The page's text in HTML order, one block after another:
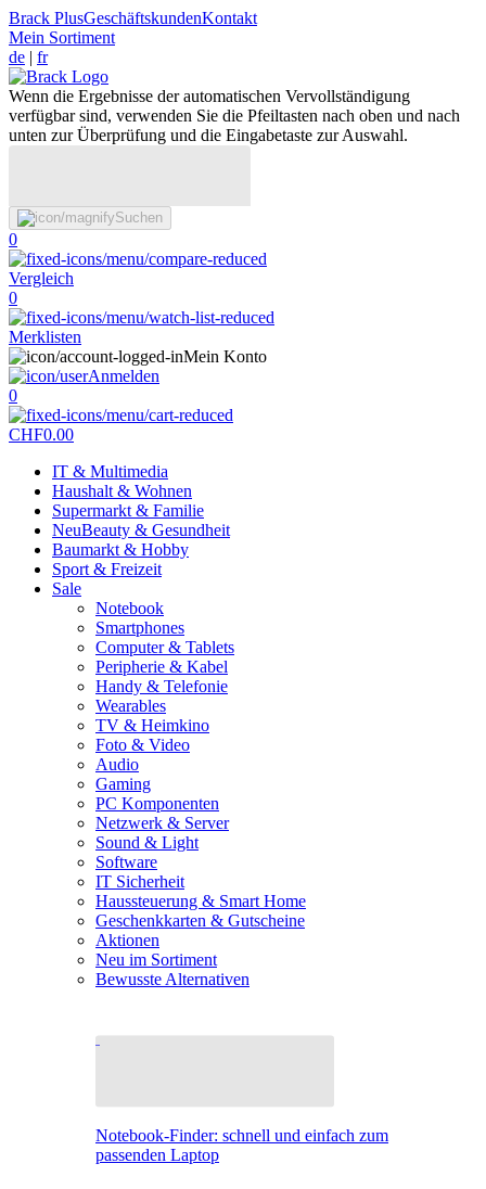
Brack PlusGeschäftskundenKontakt
Mein Sortiment
de | fr
Wenn die Ergebnisse der automatischen Vervollständigung
verfügbar sind, verwenden Sie die Pfeiltasten nach oben und nach
unten zur Überprüfung und die Eingabetaste zur Auswahl.
Suchen
0
Vergleich
0
Merklisten
Mein Konto
Anmelden
0
CHF0.00
IT & Multimedia
Haushalt & Wohnen
Supermarkt & Familie
NeuBeauty & Gesundheit
Baumarkt & Hobby
Sport & Freizeit
Sale
Notebook
Smartphones
Computer & Tablets
Peripherie & Kabel
Handy & Telefonie
Wearables
TV & Heimkino
Foto & Video
Audio
Gaming
PC Komponenten
Netzwerk & Server
Sound & Light
Software
IT Sicherheit
Haussteuerung & Smart Home
Geschenkkarten & Gutscheine
Aktionen
Neu im Sortiment
Bewusste Alternativen
Notebook-Finder: schnell und einfach zum
passenden Laptop